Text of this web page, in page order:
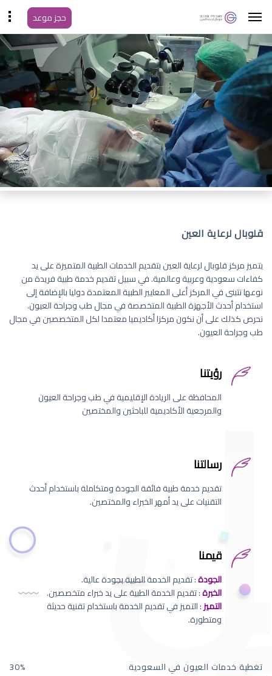
حجز موعد
قلوبال لرعاية العين
يتميز مركز قلوبال لرعاية العين بتقديم الخدمات الطبية المتميزة على يد
كفاءات سعودية وعربية وعالمية. في سبيل تقديم خدمة طبية فريدة من
نوعها نتبنى في المركز أعلى المعايير الطبية المعتمدة دوليا بالإضافة إلى
استخدام أحدث الأجهزة الطبية المتخصصة في مجال طب وجراحة العيون.
نحرص كذلك على أن نكون مركزا أكاديميا معتمدا لكل المتخصصين في مجال
طب وجراحة العيون.
رؤيتنا
المحافظة على الريادة الإقليمية في طب وجراحة العيون
والمرجعية الأكاديمية للباحثين والمختصين
رسالتنا
تقديم خدمة طبية فائقة الجودة ومتكاملة باستخدام أحدث
التقنيات على يد أمهر الخبراء والمختصين.
قيمنا
الجودة: تقديم الخدمة الطبية بجودة عالية.
الخبرة: تقديم الخدمة الطبية على يد خبراء متخصصين.
التميز: التميز في تقديم الخدمة باستخدام تقنية حديثة
ومتطورة.
تغطية خدمات العيون في السعودية 30